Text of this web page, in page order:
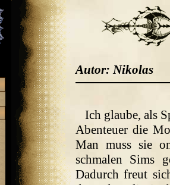
Autor: Nikolas
Ich glaube, als
Abenteuer die
Man muss sie
schmalen Sims
Dadurch freut